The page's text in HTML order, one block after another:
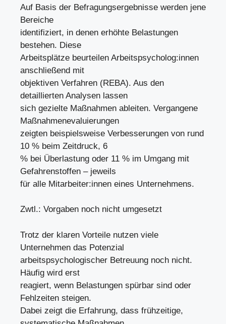
Auf Basis der Befragungsergebnisse werden jene
Bereiche
identifiziert, in denen erhöhte Belastungen
bestehen. Diese
Arbeitsplätze beurteilen Arbeitspsycholog:innen
anschließend mit
objektiven Verfahren (REBA). Aus den
detaillierten Analysen lassen
sich gezielte Maßnahmen ableiten. Vergangene
Maßnahmenevaluierungen
zeigten beispielsweise Verbesserungen von rund
10 % beim Zeitdruck, 6
% bei Überlastung oder 11 % im Umgang mit
Gefahrenstoffen – jeweils
für alle Mitarbeiter:innen eines Unternehmens.
Zwtl.: Vorgaben noch nicht umgesetzt
Trotz der klaren Vorteile nutzen viele
Unternehmen das Potenzial
arbeitspsychologischer Betreuung noch nicht.
Häufig wird erst
reagiert, wenn Belastungen spürbar sind oder
Fehlzeiten steigen.
Dabei zeigt die Erfahrung, dass frühzeitige,